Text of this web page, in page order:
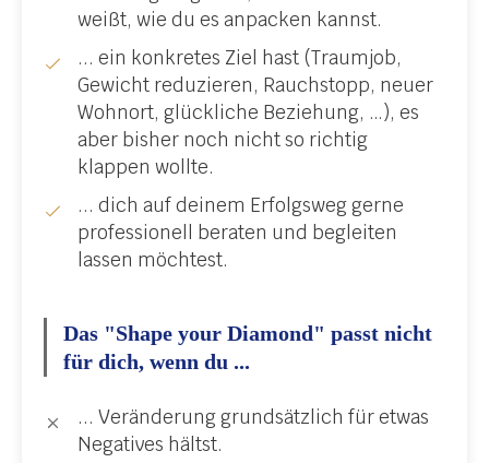
weißt, wie du es anpacken kannst.
... ein konkretes Ziel hast (Traumjob,
Gewicht reduzieren, Rauchstopp, neuer
Wohnort, glückliche Beziehung, …), es
aber bisher noch nicht so richtig
klappen wollte.
... dich auf deinem Erfolgsweg gerne
professionell beraten und begleiten
lassen möchtest.
Das "Shape your Diamond" passt nicht
für dich, wenn du ...
... Veränderung grundsätzlich für etwas
Negatives hältst.